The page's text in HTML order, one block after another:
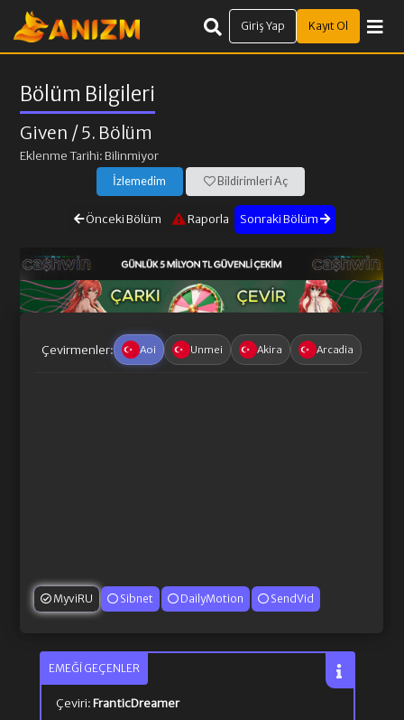
Giriş Yap Kayıt Ol
Bölüm Bilgileri
Given / 5. Bölüm
Eklenme Tarihi: Bilinmiyor
İzlemedim Bildirimleri Aç
Önceki Bölüm Raporla Sonraki Bölüm
Çevirmenler: Aoi Unmei Akira Arcadia
MyviRU Sibnet DailyMotion SendVid
EMEĞI GEÇENLER
Çeviri:FranticDreamer